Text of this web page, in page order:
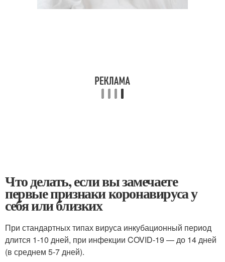
Что делать, если вы замечаете
первые признаки коронавируса у
себя или близких
При стандартных типах вируса инкубационный период
длится 1-10 дней, при инфекции COVID-19 — до 14 дней
(в среднем 5-7 дней).